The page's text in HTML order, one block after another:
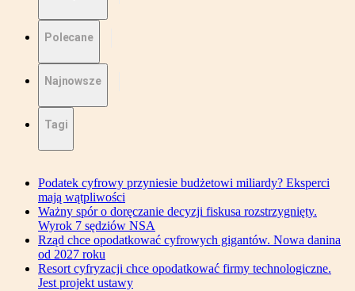
Polecane
Najnowsze
Tagi
Podatek cyfrowy przyniesie budżetowi miliardy? Eksperci
mają wątpliwości
Ważny spór o doręczanie decyzji fiskusa rozstrzygnięty.
Wyrok 7 sędziów NSA
Rząd chce opodatkować cyfrowych gigantów. Nowa danina
od 2027 roku
Resort cyfryzacji chce opodatkować firmy technologiczne.
Jest projekt ustawy